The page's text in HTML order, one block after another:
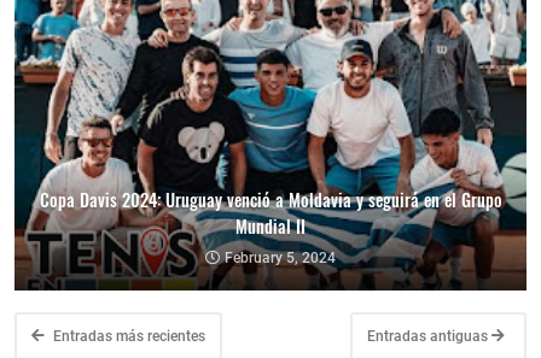
Copa Davis 2024: Uruguay venció a Moldavia y seguirá en el Grupo
Mundial II
February 5, 2024
Entradas más recientes Entradas antiguas